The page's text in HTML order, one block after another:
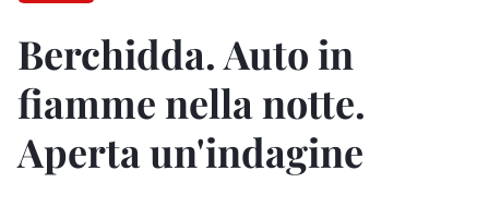
Berchidda. Auto in
fiamme nella notte.
Aperta un'indagine